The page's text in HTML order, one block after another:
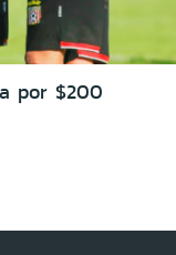
por $200